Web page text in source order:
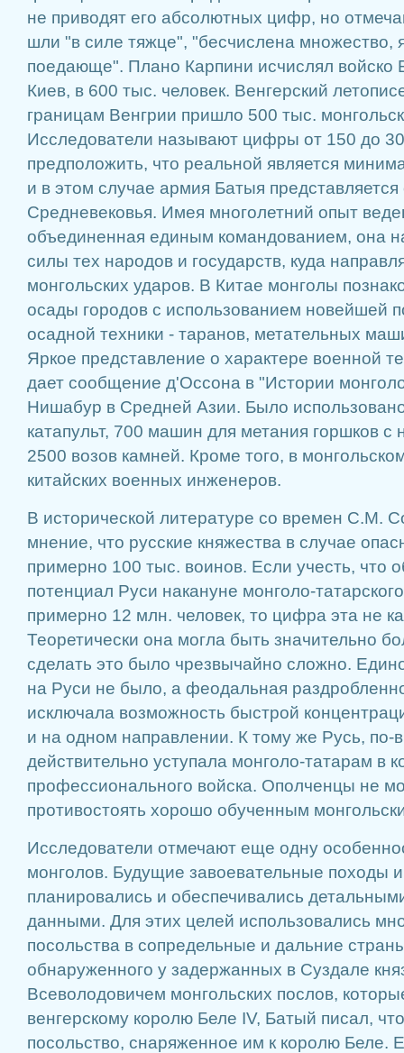
не приводят его абсолютных цифр, но
шли "в силе тяжце", "бесчислена множество,
поедающе". Плано Карпини исчислял войско
Киев, в 600 тыс. человек. Венгерский
границам Венгрии пришло 500 тыс.
Исследователи называют цифры от 150 до
предположить, что реальной является
и в этом случае армия Батыя
Средневековья. Имея многолетний опыт
объединенная единым командованием, она
силы тех народов и государств, куда
монгольских ударов. В Китае монголы
осады городов с использованием новейшей
осадной техники - таранов, метательных
Яркое представление о характере военной
дает сообщение д'Оссона в "Истории
Нишабур в Средней Азии. Было
катапульт, 700 машин для метания горшков
2500 возов камней. Кроме того, в
китайских военных инженеров.
В исторической литературе со времен С.М.
мнение, что русские княжества в случае
примерно 100 тыс. воинов. Если учесть, что
потенциал Руси накануне монголо-
примерно 12 млн. человек, то цифра эта не
Теоретически она могла быть значительно
сделать это было чрезвычайно сложно.
на Руси не было, а феодальная
исключала возможность быстрой
и на одном направлении. К тому же Русь, по-
действительно уступала монголо-татарам в
профессионального войска. Ополченцы не
противостоять хорошо обученным
Исследователи отмечают еще одну
монголов. Будущие завоевательные походы
планировались и обеспечивались
данными. Для этих целей использовались
посольства в сопредельные и дальние
обнаруженного у задержанных в Суздале
Всеволодовичем монгольских послов,
венгерскому королю Беле IV, Батый писал,
посольство, снаряженное им к королю Беле.